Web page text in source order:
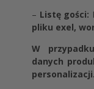
– Listę gości:
pliku exel,
W
danych
personalizacji.